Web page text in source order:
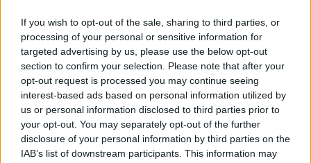
If you wish to opt-out of the sale, sharing to third parties, or
processing of your personal or sensitive information for
targeted advertising by us, please use the below opt-out
section to confirm your selection. Please note that after your
opt-out request is processed you may continue seeing
interest-based ads based on personal information utilized by
us or personal information disclosed to third parties prior to
your opt-out. You may separately opt-out of the further
disclosure of your personal information by third parties on the
IAB’s list of downstream participants. This information may
Shtuarmë16.09.2021 16:23
Tags:
edi rama , Lindita Nikolla ,
mungesa e
rames